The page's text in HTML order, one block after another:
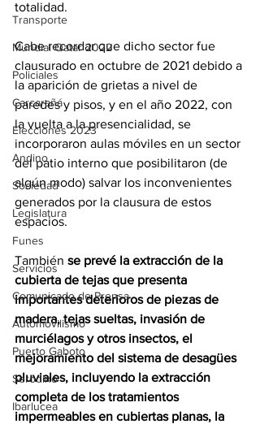
Transporte
Mundial Qatar 2022
Policiales
Carcarañá
Elecciones 2023
Andino
Sociedad
Legislatura
Funes
Servicios
Comunicado de Prensa
Automovilismo
Puerto Gaboto
Serodino
Ibarlucea
totalidad.
Cabe recordar que dicho sector fue
clausurado en octubre de 2021 debido a
la aparición de grietas a nivel de
paredes y pisos, y en el año 2022, con
la vuelta a la presencialidad, se
incorporaron aulas móviles en un sector
del patio interno que posibilitaron (de
algún modo) salvar los inconvenientes
generados por la clausura de estos
espacios.
También se prevé la extracción de la
cubierta de tejas que presenta
importantes deterioros de piezas de
madera, tejas sueltas, invasión de
murciélagos y otros insectos, el
mejoramiento del sistema de desagües
pluviales, incluyendo la extracción
completa de los tratamientos
impermeables en cubiertas planas, la